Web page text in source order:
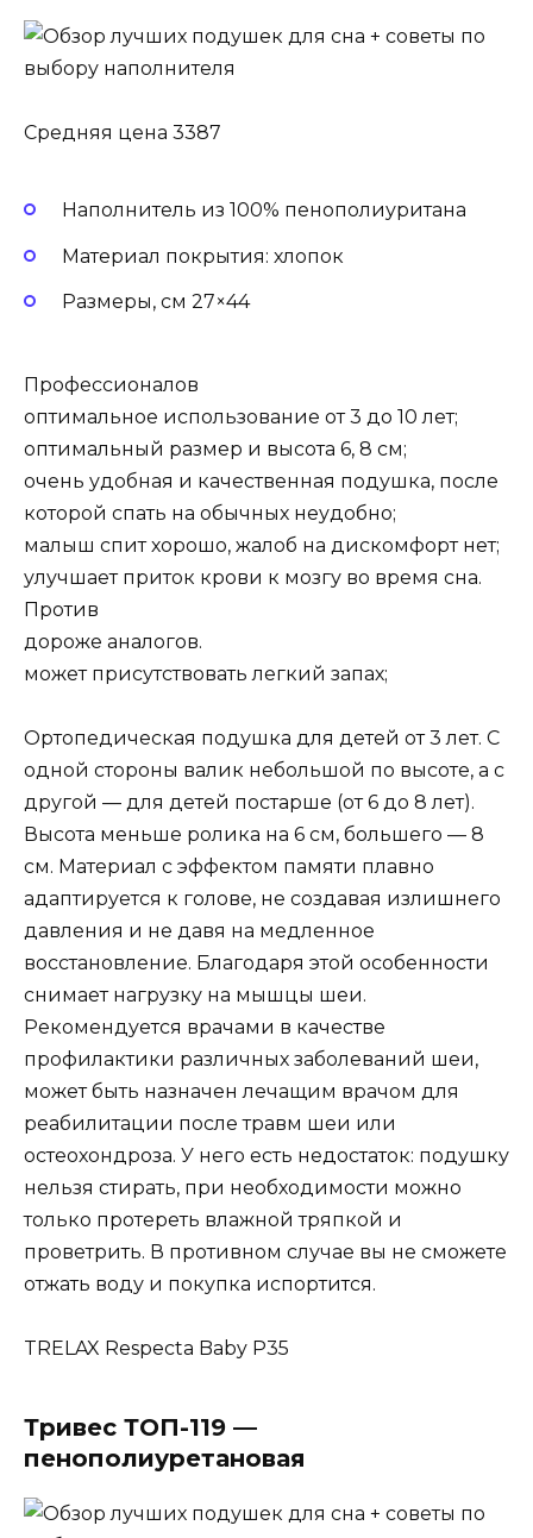
Средняя цена 3387
Наполнитель из 100% пенополиуритана
Материал покрытия: хлопок
Размеры, см 27×44
Профессионалов
оптимальное использование от 3 до 10 лет;
оптимальный размер и высота 6, 8 см;
очень удобная и качественная подушка, после
которой спать на обычных неудобно;
малыш спит хорошо, жалоб на дискомфорт нет;
улучшает приток крови к мозгу во время сна.
Против
дороже аналогов.
может присутствовать легкий запах;
Ортопедическая подушка для детей от 3 лет. С
одной стороны валик небольшой по высоте, а с
другой — для детей постарше (от 6 до 8 лет).
Высота меньше ролика на 6 см, большего — 8
см. Материал с эффектом памяти плавно
адаптируется к голове, не создавая излишнего
давления и не давя на медленное
восстановление. Благодаря этой особенности
снимает нагрузку на мышцы шеи.
Рекомендуется врачами в качестве
профилактики различных заболеваний шеи,
может быть назначен лечащим врачом для
реабилитации после травм шеи или
остеохондроза. У него есть недостаток: подушку
нельзя стирать, при необходимости можно
только протереть влажной тряпкой и
проветрить. В противном случае вы не сможете
отжать воду и покупка испортится.
TRELAX Respecta Baby P35
Тривес ТОП-119 —
пенополиуретановая